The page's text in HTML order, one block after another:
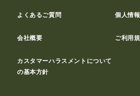
よくあるご質問 個人情
会社概要 ご利用
カスタマーハラスメントについて
の基本方針